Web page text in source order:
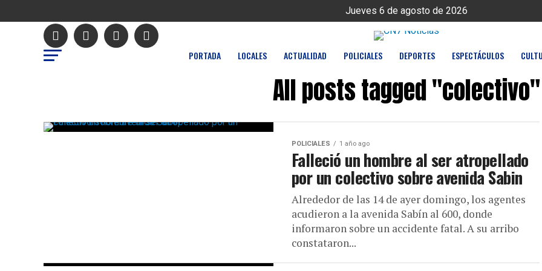
Jueves 6 de agosto de 2026
PORTADA LOCALES ACTUALIDAD POLICIALES DEPORTES ESPECTÁCULOS
All posts tagged "colectivo"
POLICIALES 1 año ago
Falleció un hombre al ser atropellado
por un colectivo sobre avenida Sabin
Alrededor de las 14 de ayer domingo, los agentes
acudieron a la avenida Sabín al 600, donde
informaron sobre un accidente fatal. A su arribo
constataron...